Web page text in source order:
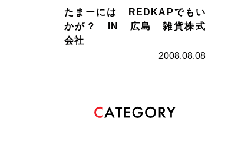
たまーには REDKAPでもい
かが？ IN 広島 雑貨株式
会社
2008.08.08